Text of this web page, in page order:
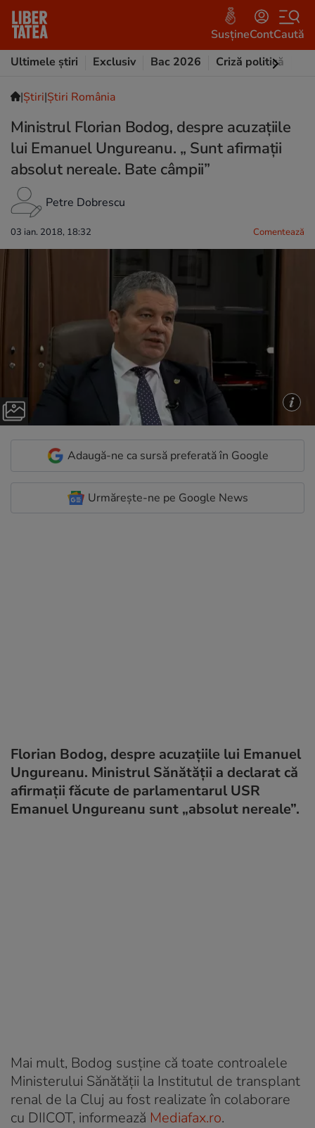
SusțineContCaută
Ultimele știri
Exclusiv Bac 2026 Criză politică
|Ştiri|Știri România
Ministrul Florian Bodog, despre acuzațiile
lui Emanuel Ungureanu. „ Sunt afirmaţii
absolut nereale. Bate câmpii”
Petre Dobrescu
03 ian. 2018, 18:32 Comentează
Adaugă-ne ca sursă preferată în Google
Urmărește-ne pe Google News
Florian Bodog, despre acuzațiile lui Emanuel
Ungureanu. Ministrul Sănătății a declarat că
afirmații făcute de parlamentarul USR
Emanuel Ungureanu sunt „absolut nereale”.
Mai mult, Bodog susține că toate controalele
Ministerului Sănătății la Institutul de transplant
renal de la Cluj au fost realizate în colaborare
cu DIICOT, informează Mediafax.ro.